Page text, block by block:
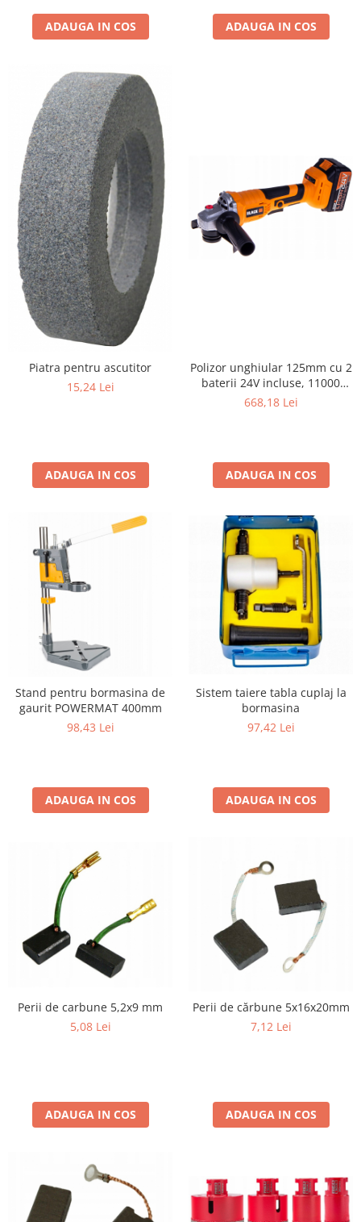
Baterii 2.8Ah, Incarcator,
Iluminare
ADAUGA IN COS ADAUGA IN COS
Piatra pentru ascutitor
15,24 Lei
ADAUGA IN COS
Polizor unghiular 125mm cu 2
baterii 24V incluse, 11000
RPM
668,18 Lei
ADAUGA IN COS
Stand pentru bormasina de
gaurit POWERMAT 400mm
98,43 Lei
ADAUGA IN COS
Sistem taiere tabla cuplaj la
bormasina
97,42 Lei
ADAUGA IN COS
Perii de carbune 5,2x9 mm
5,08 Lei
ADAUGA IN COS
Perii de cărbune 5x16x20mm
7,12 Lei
ADAUGA IN COS